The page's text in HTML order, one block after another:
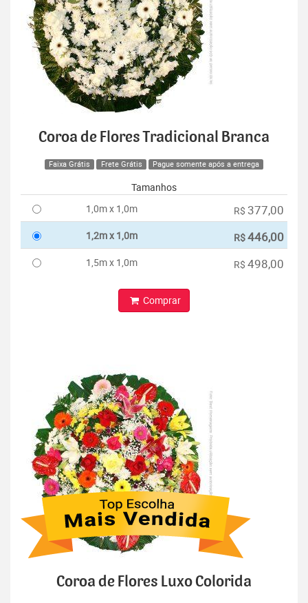
Coroa de Flores Tradicional Branca
Faixa Grátis Frete Grátis Pague somente após a entrega
Tamanhos
1,0m x 1,0m
R$ 377,00
1,2m x 1,0m R$446,00
1,5m x 1,0m R$ 498,00
Comprar
Coroa de Flores Luxo Colorida